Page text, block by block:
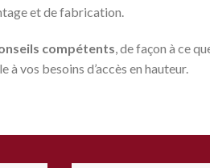
et de fabrication.
compétents, de façon à ce
vos besoins d’accès en hauteur.